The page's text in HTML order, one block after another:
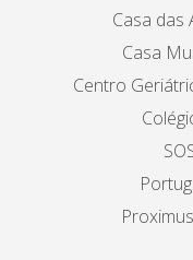
Casa das
Casa
Centro